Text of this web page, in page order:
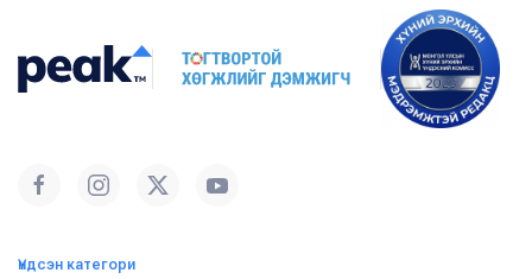
Үндсэн категори